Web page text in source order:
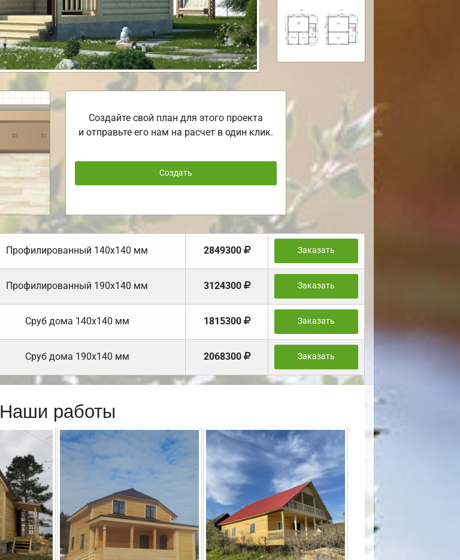
Создайте свой план для этого проекта
и отправьте его нам на расчет в один клик.
Создать
Профилированный 140х140 мм 2849300 Заказать
Профилированный 190х140 мм 3124300 Заказать
Cруб дома 140х140 мм 1815300 Заказать
Cруб дома 190х140 мм 2068300 Заказать
Наши работы